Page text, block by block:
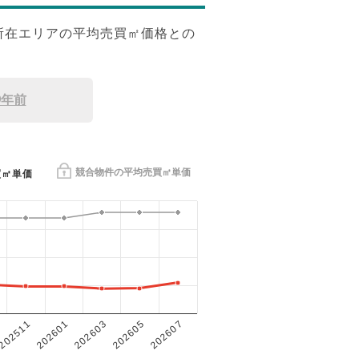
エリアの平均売買㎡価格との
前
競合物件の平均売買㎡単価
単価
202601202603 202605 202607